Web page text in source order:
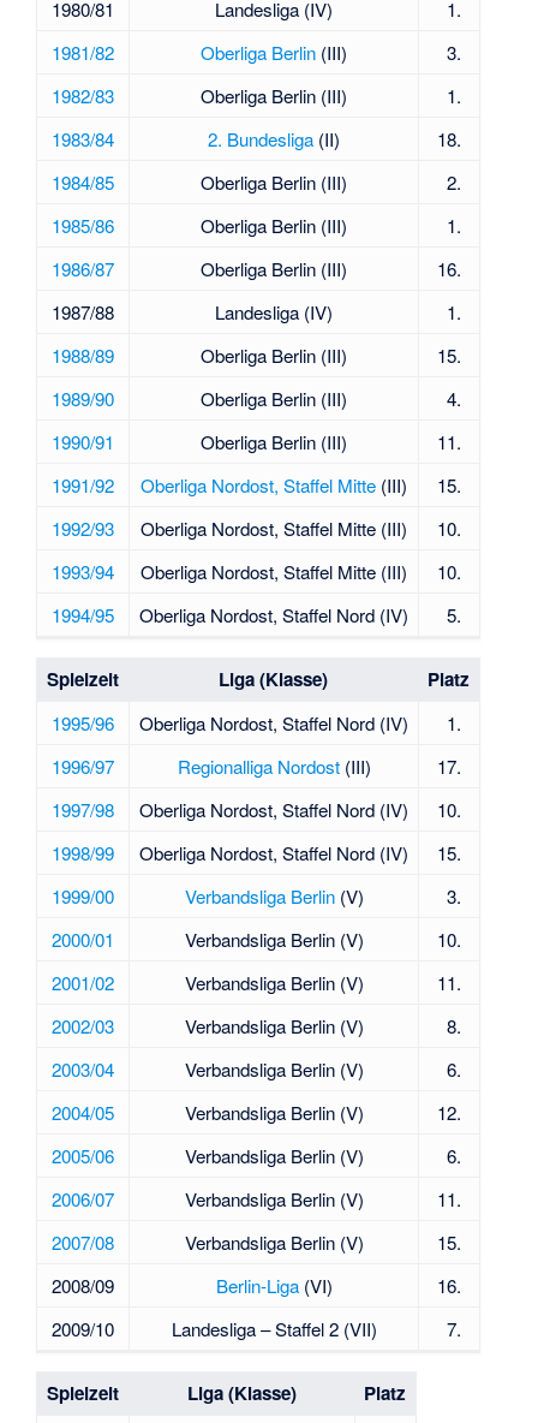
1980/81 Landesliga (IV)
1.
1981/82
Oberliga Berlin (III)
3.
1982/83
Oberliga Berlin (III)
1.
1983/84
2. Bundesliga (II)
18.
1984/85
Oberliga Berlin (III)
2.
1985/86
Oberliga Berlin (III)
1.
1986/87
Oberliga Berlin (III)
16.
1987/88
Landesliga (IV)
1.
1988/89
Oberliga Berlin (III)
15.
1989/90
Oberliga Berlin (III)
4.
1990/91
Oberliga Berlin (III)
11.
1991/92
Oberliga Nordost, Staffel Mitte (III)
15.
1992/93
Oberliga Nordost, Staffel Mitte (III)
10.
1993/94
Oberliga Nordost, Staffel Mitte (III)
10.
1994/95
Oberliga Nordost, Staffel Nord (IV) 5.
Spielzeit Liga (Klasse) Platz
1995/96 Oberliga Nordost, Staffel Nord (IV)
1.
1996/97
Regionalliga Nordost(III)
17.
1997/98
Oberliga Nordost, Staffel Nord (IV)
10.
1998/99
Oberliga Nordost, Staffel Nord (IV)
15.
1999/00
Verbandsliga Berlin(V)
3.
2000/01
Verbandsliga Berlin (V)
10.
2001/02
Verbandsliga Berlin (V)
11.
2002/03
Verbandsliga Berlin (V)
8.
2003/04
Verbandsliga Berlin (V)
6.
2004/05
Verbandsliga Berlin (V)
12.
2005/06
Verbandsliga Berlin (V)
6.
2006/07
Verbandsliga Berlin (V)
11.
2007/08
Verbandsliga Berlin (V)
15.
2008/09
Berlin-Liga(VI)
16.
2009/10
Landesliga – Staffel 2 (VII) 7.
Spielzeit Liga (Klasse) Platz